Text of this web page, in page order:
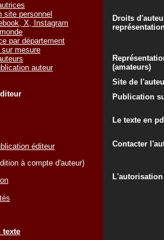
site personnel
X, Instagram
par département
mesure
auteur
éditeur
à compte d'auteur)
texte
Droits
(amateurs)
Site de
Publication
Le texte en
Contacter
L'autorisation